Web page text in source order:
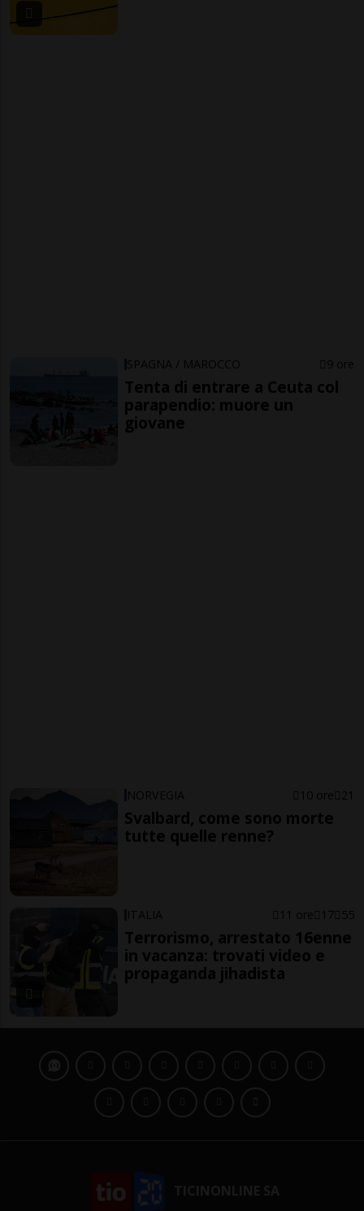
SPAGNA / MAROCCO 9 ore
Tenta di entrare a Ceuta col
parapendio: muore un
giovane
NORVEGIA 10 ore 21
Svalbard, come sono morte
tutte quelle renne?
ITALIA 11 ore 17 55
Terrorismo, arrestato 16enne
in vacanza: trovati video e
propaganda jihadista